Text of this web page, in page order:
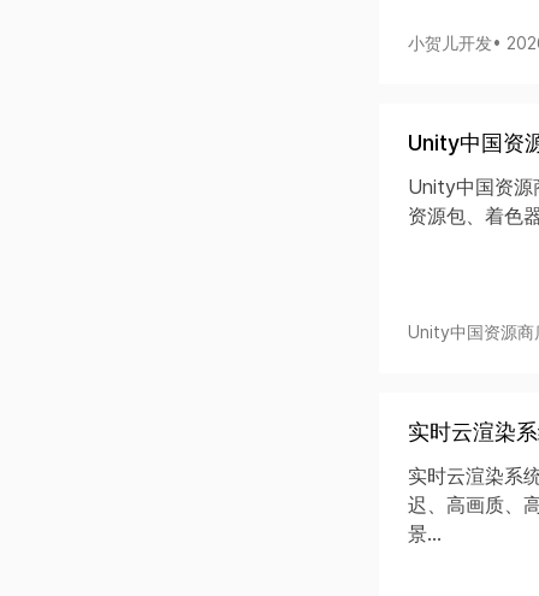
小贺儿开发•
Unity中国资
Unity中国资源
资源包、着色
Unity中国资源商
实时云渲染
实时云渲染系
迟、高画质、
景...